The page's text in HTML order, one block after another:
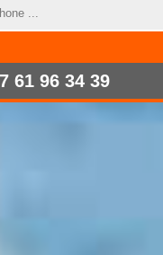
61 96 34 39